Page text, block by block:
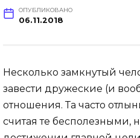
ОПУБЛИКОВАНО
06.11.2018
Несколько замкнутый
завести дружеские (и
отношения. Та часто
считая те